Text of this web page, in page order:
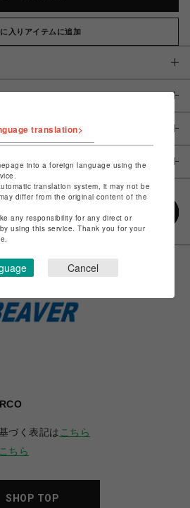
入りアイテムに追加
づく表記は こちら
こちら
SHOP TOP
translation>
into a foreign language using the
translation system, it may not be
differ from the original content of the
any responsibility for any direct or
using this service. Thank you for your
Cancel